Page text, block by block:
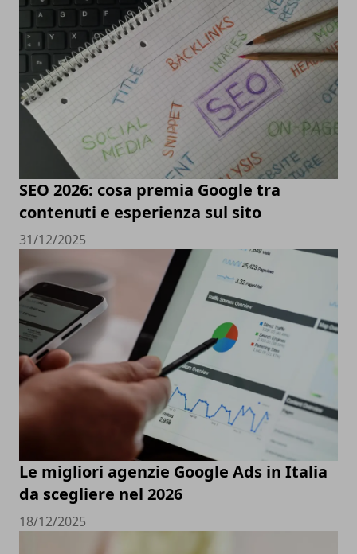
SEO 2026: cosa premia Google tra
contenuti e esperienza sul sito
31/12/2025
Le migliori agenzie Google Ads in Italia
da scegliere nel 2026
18/12/2025